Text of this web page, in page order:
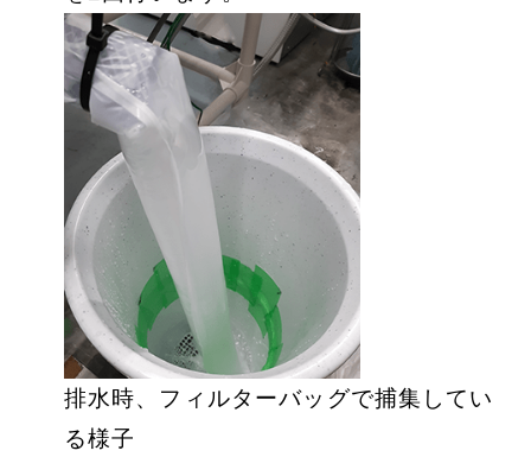
排水時、フィルターバッグで捕集してい
る様子